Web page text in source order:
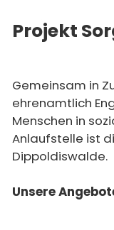
Projekt
Gemeinsam in
ehrenamtlich
Menschen in
Anlaufstelle ist
Dippoldiswalde.
Unsere